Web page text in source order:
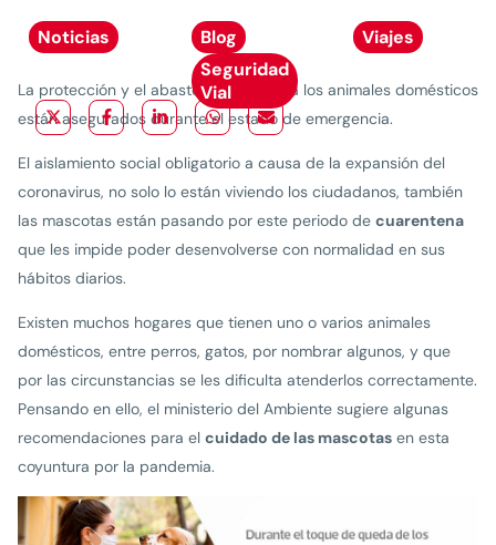
La protección y el abastecimiento para los animales domésticos
están asegurados durante el estado de emergencia.
El aislamiento social obligatorio a causa de la expansión del
coronavirus, no solo lo están viviendo los ciudadanos, también
las mascotas están pasando por este periodo de cuarentena
que les impide poder desenvolverse con normalidad en sus
hábitos diarios.
Existen muchos hogares que tienen uno o varios animales
domésticos, entre perros, gatos, por nombrar algunos, y que
por las circunstancias se les dificulta atenderlos correctamente.
Pensando en ello, el ministerio del Ambiente sugiere algunas
recomendaciones para el cuidado de las mascotas en esta
coyuntura por la pandemia.
Noticias
Blog
Seguridad
Vial
Viajes